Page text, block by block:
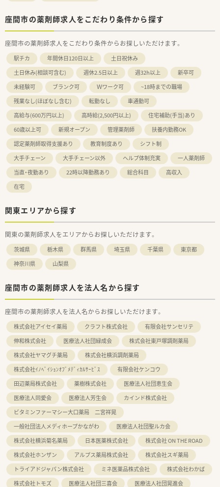
座間市の薬剤師求人をこだわり条件から探す
座間市の薬剤師求人をこだわり条件からお探しいただけます。
駅チカ 年間休日120日以上
土日祝休み
土日休み(相談可含む)
週休2.5日以上 週32h以上
新卒可
未経験可
ブランク可 Ｗワーク可
~18時までの職場
残業なし(ほぼなし含む)
転勤なし
車通勤可
高給与(600万円以上)
高時給(2,500円以上)
住宅補助(手当)あり
60歳以上可
新規オープン 管理薬剤師
扶養内勤務OK
認定薬剤師取得支援あり
教育制度あり
シフト制
大手チェーン
大手チェーン以外 ヘルプ体制充実
一人薬剤師
当直・夜勤あり
22時以降勤務あり 総合科目
高収入
在宅
関東エリアから探す
関東の薬剤師求人をエリアからお探しいただけます。
茨城県 栃木県 群馬県 埼玉県 千葉県
東京都
神奈川県
山梨県
座間市の薬剤師求人を法人名から探す
座間市の薬剤師求人を法人名からお探しいただけます。
株式会社アイセイ薬局 クラフト株式会社
有限会社サンセリテ
伸和株式会社
医療法人社団緑成会
株式会社東戸塚調剤薬局
株式会社ヤマグチ薬局
株式会社横浜調剤薬局
株式会社ｲﾉﾍﾞｲｼｮﾝｵﾌﾞﾒﾃﾞｨｶﾙｻｰﾋﾞｽ
有限会社ケンコウ
田辺薬局株式会社
薬樹株式会社
医療法人社団恵生会
医療法人同愛会
医療法人芳生会
カインド株式会社
ビタミンファーマシー大口薬局 二宮祥晃
一般社団法人メディホープかながわ
医療法人社団聖ルカ会
株式会社横浜菊名薬局
日本医薬株式会社
株式会社 ON THE ROAD
株式会社ホンザン
アルプス薬局株式会社
株式会社スギ薬局
トライアドジャパン株式会社
ミネ医薬品株式会社
株式会社わかば
株式会社トモズ
医療法人社団三喜会
医療法人社団晃進会